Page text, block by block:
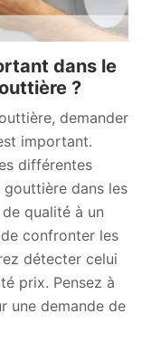
dans le
?
demander
important.
différentes
dans les
qualité à un
confronter les
détecter celui
prix. Pensez à
une demande de